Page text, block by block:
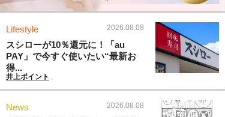
Lifestyle 2026.08.08
スシローが10％還元に！「au
PAY」で今すぐ使いたい“最新お
得...
井上ポイント
News 2026.08.08